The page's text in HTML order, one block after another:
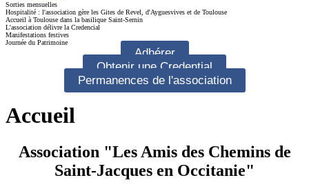
Sorties mensuelles
Hospitalité : l'association gère les Gites de Revel, d'Ayguesvives et de Toulouse
Accueil à Toulouse dans la basilique Saint-Sernin
L'association délivre la Credencial
Manifestations festives
Journée du Patrimoine
Adhérer
Obtenir une Credential
Permanences de l'association
Accueil
Association "Les Amis des Chemins de
Saint-Jacques en Occitanie"